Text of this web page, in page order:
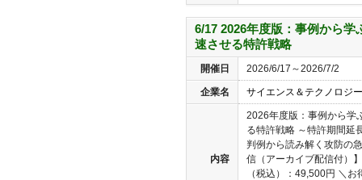
6/17 2026年度版：事例から
速させる特許戦略
開催日 2026/6/17～2026/7/2
企業名 サイエンス＆テクノロジ
内容
2026年度版：事例から学
る特許戦略 ～特許期間延
判例から読み解く攻防の
信（アーカイブ配信付）
（税込）：49,500円 ＼